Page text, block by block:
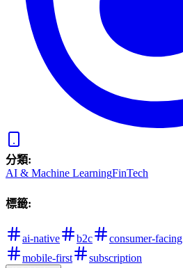
分類:
AI & Machine LearningFinTech
標籤:
ai-native b2c consumer-facing
mobile-first
subscription